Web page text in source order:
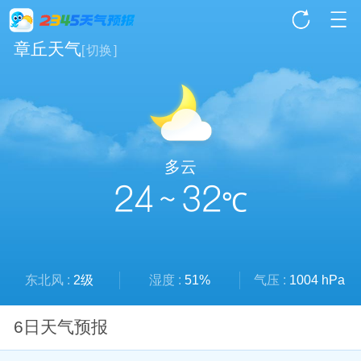
章丘天气[切换]
多云
24 ~ 32℃
东北风 : 2级 湿度 : 51% 气压 : 1004 hPa
6日天气预报